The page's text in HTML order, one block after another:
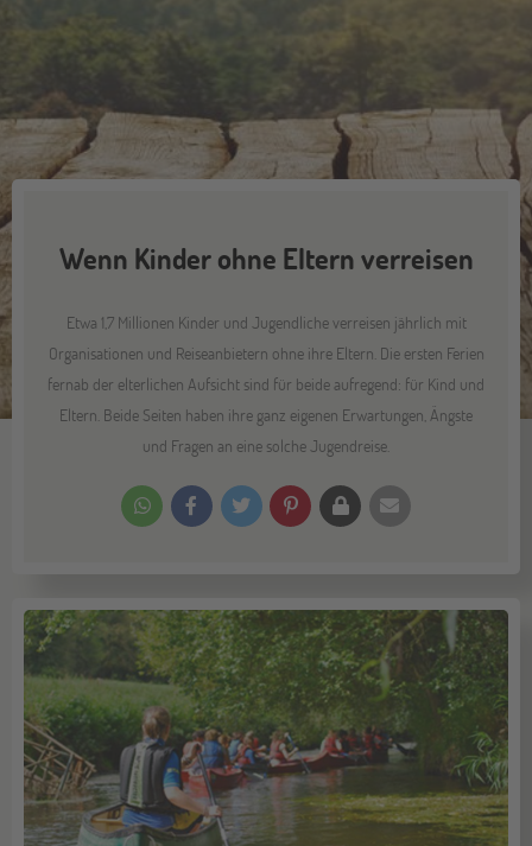
Wenn Kinder ohne Eltern verreisen
Etwa 1,7 Millionen Kinder und Jugendliche verreisen jährlich mit
Organisationen und Reiseanbietern ohne ihre Eltern. Die ersten Ferien
fernab der elterlichen Aufsicht sind für beide aufregend: für Kind und
Eltern. Beide Seiten haben ihre ganz eigenen Erwartungen, Ängste
und Fragen an eine solche Jugendreise.